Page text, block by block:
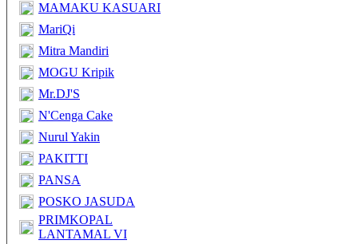
MAMAKU KASUARI
MariQi
Mitra Mandiri
MOGU Kripik
Mr.DJ'S
N'Cenga Cake
Nurul Yakin
PAKITTI
PANSA
POSKO JASUDA
PRIMKOPAL
LANTAMAL VI